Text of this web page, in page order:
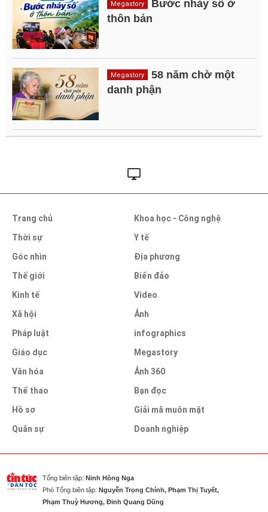
Megastory
Bước nhảy số ở
thôn bản
Megastory
58 năm chờ một
danh phận
Trang chủ
Thời sự
Góc nhìn
Thế giới
Kinh tế
Xã hội
Pháp luật
Giáo dục
Văn hóa
Thể thao
Hồ sơ
Quân sự
Khoa học - Công nghệ
Y tế
Địa phương
Biển đảo
Video
Ảnh
infographics
Megastory
Ảnh 360
Bạn đọc
Giải mã muôn mặt
Doanh nghiệp
Tổng biên tập: Ninh Hồng Nga
Phó Tổng biên tập: Nguyễn Trọng Chính, Phạm Thị Tuyết,
Phạm Thuỳ Hương, Đinh Quang Dũng